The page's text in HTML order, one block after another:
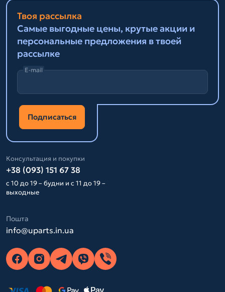
Твоя рассылка
Самые выгодные цены, крутые акции и
персональные предложения в твоей
рассылке
E-mail
Подписаться
Консультация и покупки
+38 (093) 151 67 38
с 10 до 19 – будни и с 11 до 19 –
выходные
Пошта
info@uparts.in.ua